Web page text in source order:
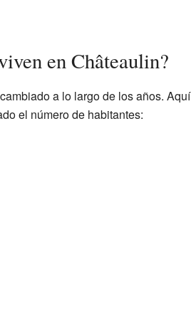
en Châteaulin?
a lo largo de los años. Aquí
el número de habitantes: